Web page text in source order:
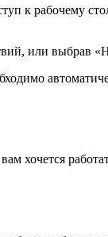
к рабочему
или выбрав
хочется